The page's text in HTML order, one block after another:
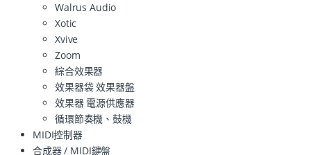
Walrus Audio
Xotic
Xvive
Zoom
綜合效果器
效果器袋 效果器盤
效果器 電源供應器
循環節奏機、鼓機
MIDI控制器
合成器 / MIDI鍵盤